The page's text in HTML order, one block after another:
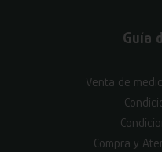
Guía
Venta de
Compra y